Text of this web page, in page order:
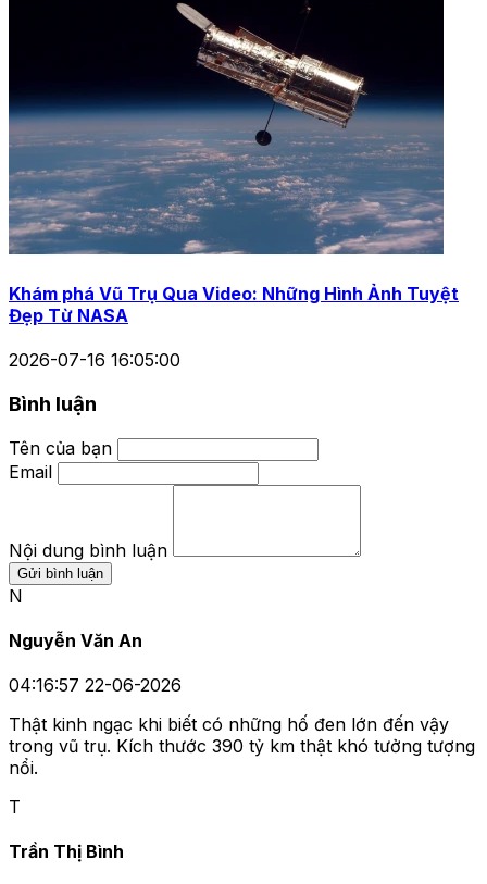
Khám phá Vũ Trụ Qua Video: Những Hình Ảnh Tuyệt
Đẹp Từ NASA
2026-07-16 16:05:00
Bình luận
Tên của bạn
Email
Nội dung bình luận
Gửi bình luận
N
Nguyễn Văn An
04:16:57 22-06-2026
Thật kinh ngạc khi biết có những hố đen lớn đến vậy
trong vũ trụ. Kích thước 390 tỷ km thật khó tưởng tượng
nổi.
T
Trần Thị Bình